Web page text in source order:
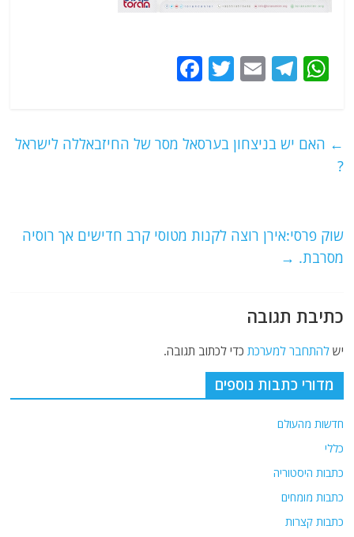
W
s
T
g
E
l
T
er
e
k
← האם יש בניצחון בערסאל מסר של החיזבאללה לישראל
?
שוק פרסי:אירן רוצה לקנות מטוסי קרב חדישים אך רוסיה
מסרבת. →
כתיבת תגובה
ישלהתחבר למערכת כדי לכתוב תגובה.
מדורי כתבות נוספים
חדשות מהעולם
כללי
כתבות היסטוריה
כתבות מומחים
כתבות קצרות